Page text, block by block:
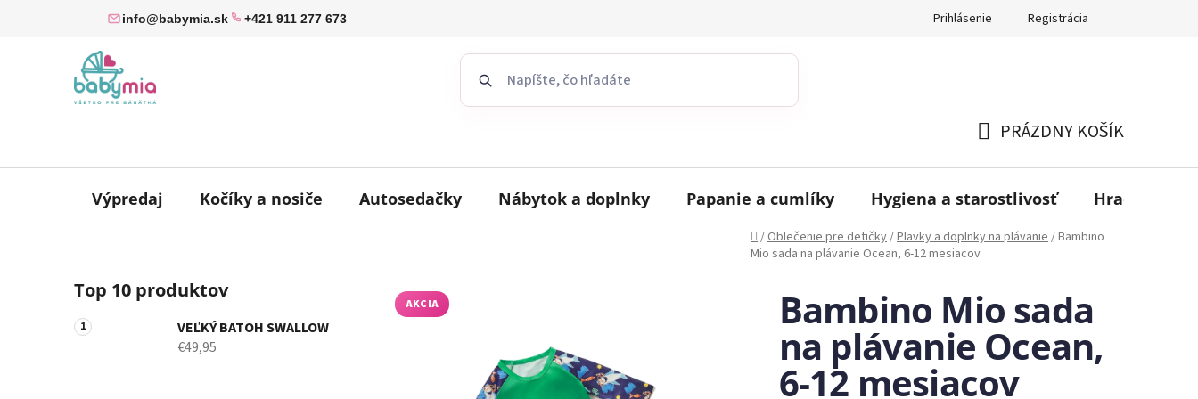
info@babymia.sk +421 911 277 673 Prihlásenie Registrácia
KOŠÍK
PRÁZDNY KOŠÍK
Výpredaj Kočíky a nosiče Autosedačky Nábytok a doplnky Papanie a cumlíky Hygiena a starostlivosť Hračky
Domov
/Oblečenie pre detičky/Plavky a doplnky na plávanie/Bambino
Mio sada na plávanie Ocean, 6-12 mesiacov
o
č
n
Top 10 produktov
VEĽKÝ BATOH SWALLOW
€49,95
Bambino Mio sada
na plávanie Ocean,
6-12 mesiacov
AKCIA